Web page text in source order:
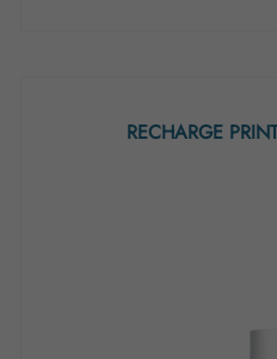
RECHARGE